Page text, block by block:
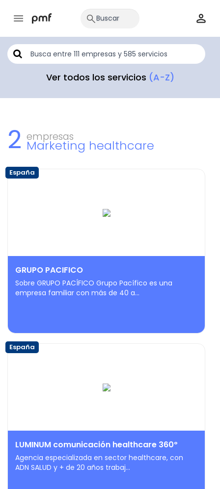
Ver todos los servicios (A-Z)
2 empresas
Marketing healthcare
España
GRUPO PACIFICO
Sobre GRUPO PACÍFICO Grupo Pacífico es una
empresa familiar con más de 40 a...
España
LUMINUM comunicación healthcare 360º
Agencia especializada en sector healthcare, con
ADN SALUD y + de 20 años trabaj...